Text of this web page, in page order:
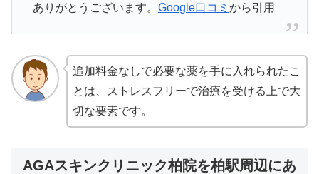
ありがとうございます。 Google口コミ から引用
追加料金なしで必要な薬を手に入れられたこ
とは、ストレスフリーで治療を受ける上で大
切な要素です。
AGAスキンクリニック柏院を柏駅周辺にあ